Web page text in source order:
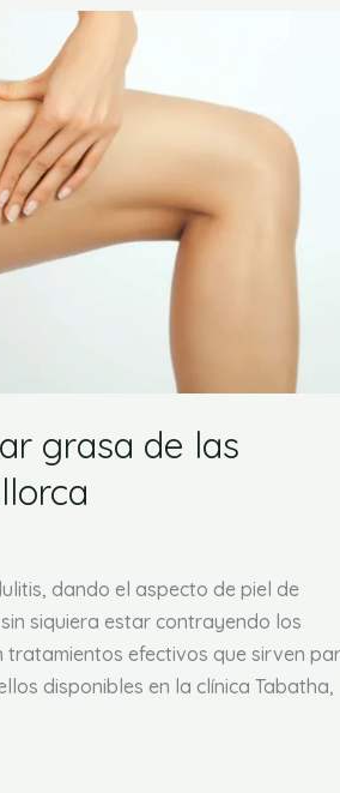
grasa de las
dando el aspecto de piel de
siquiera estar contrayendo los
tratamientos efectivos que sirven
disponibles en la clínica Tabatha,